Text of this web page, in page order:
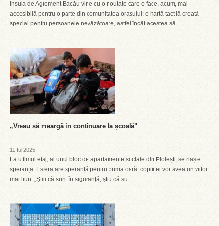
Insula de Agrement Bacău vine cu o noutate care o face, acum, mai
accesibilă pentru o parte din comunitatea orașului: o hartă tactilă creată
special pentru persoanele nevăzătoare, astfel încât acestea să...
„Vreau să meargă în continuare la școală"
11 Iul 2025
La ultimul etaj, al unui bloc de apartamente sociale din Ploiești, se naște
speranța. Estera are speranță pentru prima oară: copiii ei vor avea un viitor
mai bun. „Știu că sunt în siguranță, știu că su...